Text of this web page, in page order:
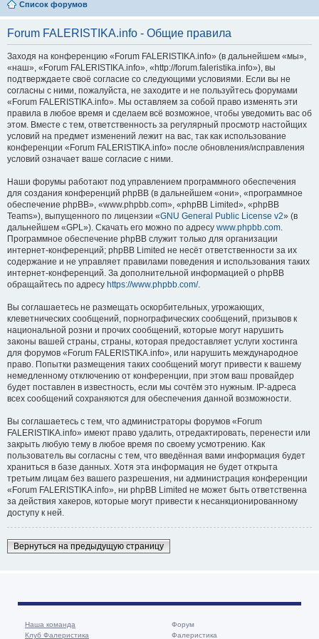
Список форумов
Forum FALERISTIKA.info - Общие правила
Заходя на конференцию «Forum FALERISTIKA.info» (в дальнейшем «мы»,
«наш», «Forum FALERISTIKA.info», «http://forum.faleristika.info»), вы
подтверждаете своё согласие со следующими условиями. Если вы не
согласны с ними, пожалуйста, не заходите и не пользуйтесь форумами
«Forum FALERISTIKA.info». Мы оставляем за собой право изменять эти
правила в любое время и сделаем всё возможное, чтобы уведомить вас об
этом. Вместе с тем, ответственность за регулярный просмотр настойщих
условий на предмет изменений лежит на вас, так как использование
конференции «Forum FALERISTIKA.info» после обновления/исправления
условий означает ваше согласие с ними.
Наши форумы работают под управлением программного обеспечения
для создания конференций phpBB (в дальнейшем «они», «программное
обеспечение phpBB», «www.phpbb.com», «phpBB Limited», «phpBB
Teams»), выпущенного по лицензии «GNU General Public License v2» (в
дальнейшем «GPL»). Скачать его можно по адресу www.phpbb.com.
Программное обеспечение phpBB служит только для организации
интернет-конференций; phpBB Limited не несёт ответственности за их
содержание и не управляет правилами поведения и использования таких
интернет-конференций. За дополнительной информацией о phpBB
обращайтесь по адресу https://www.phpbb.com/.
Вы соглашаетесь не размещать оскорбительных, угрожающих,
клеветнических сообщений, порнографических сообщений, призывов к
национальной розни и прочих сообщений, которые могут нарушить
законы вашей страны, страны, которая предоставляет услуги хостинга
для форумов «Forum FALERISTIKA.info», или нарушить международное
право. Попытки размещения таких сообщений могут привести к вашему
немедленному отключению от конференции, при этом ваш провайдер
будет поставлен в известность, если мы сочтём это нужным. IP-адреса
всех сообщений сохраняются для обеспечения данной возможности.
Вы соглашаетесь с тем, что администраторы форумов «Forum
FALERISTIKA.info» имеют право удалить, отредактировать, перенести или
закрыть любую тему в любое время по своему усмотрению. Как
пользователь вы согласны с тем, что введённая вами информация будет
храниться в базе данных. Хотя эта информация не будет открыта
третьим лицам без вашего разрешения, ни администрация конференции
«Forum FALERISTIKA.info», ни phpBB Limited не может быть ответственна
за действия хакеров, которые могут привести к несанкционированному
доступу к ней.
Вернуться на предыдущую страницу
Наша команда
Клуб Фалеристика
Форум
Фалеристика